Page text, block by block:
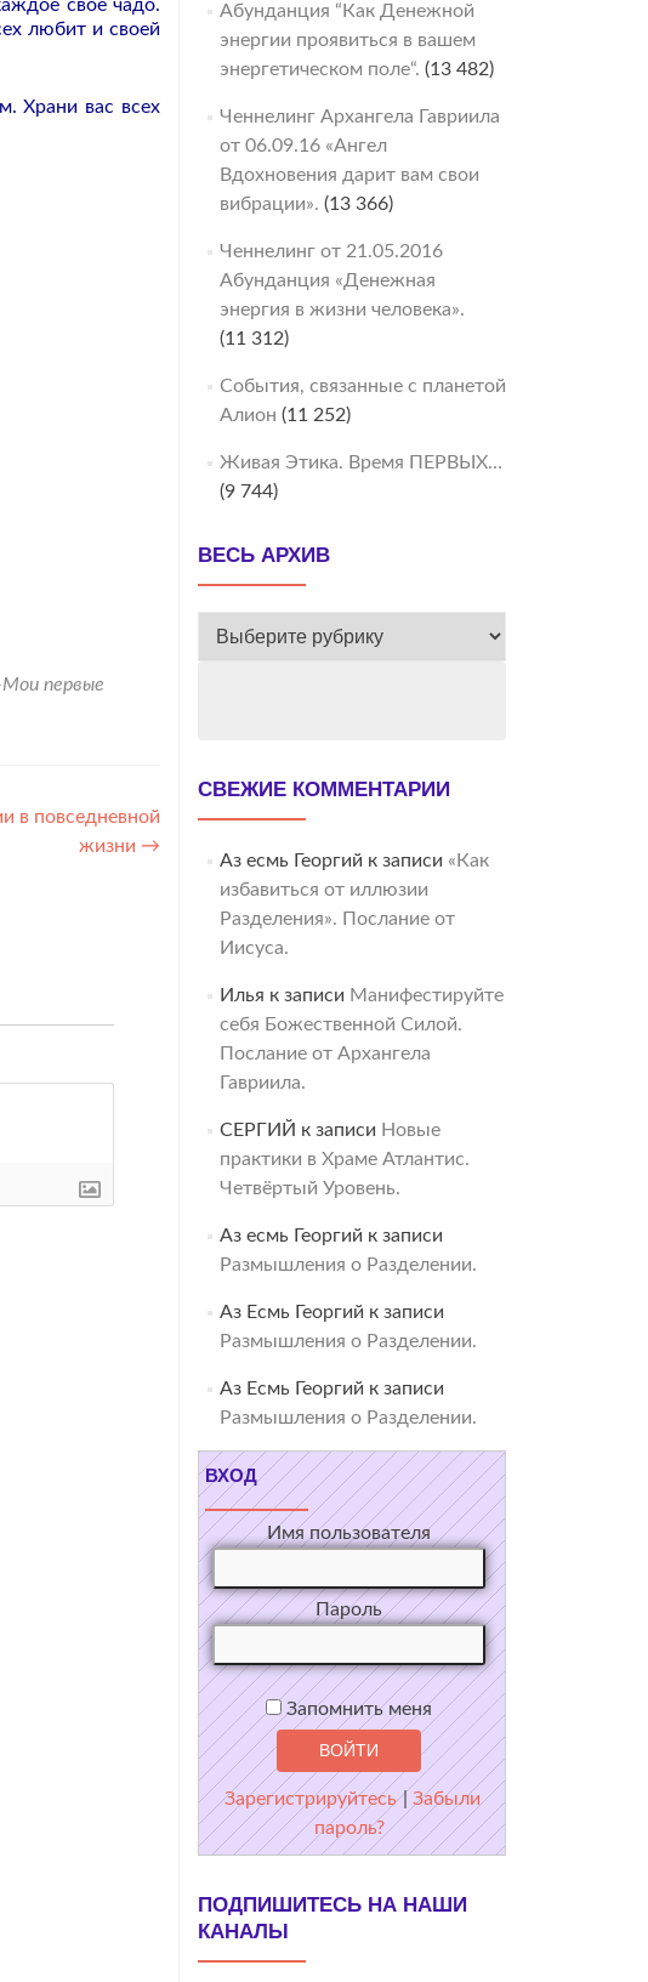
свое чадо.
любит и своей
Храни вас всех
первые
в повседневной
жизни →
Абунданция “Как Денежной
энергии проявиться в вашем
энергетическом поле“. (13 482)
Ченнелинг Архангела Гавриила
от 06.09.16 «Ангел
Вдохновения дарит вам свои
вибрации». (13 366)
Ченнелинг от 21.05.2016
Абунданция «Денежная
энергия в жизни человека».
(11 312)
События, связанные с планетой
Алион (11 252)
Живая Этика. Время ПЕРВЫХ…
(9 744)
ВЕСЬ АРХИВ
ВЕСЬ
СВЕЖИЕ КОММЕНТАРИИ
Аз есмь Георгий к записи «Как
избавиться от иллюзии
Разделения». Послание от
Иисуса.
Илья к записи Манифестируйте
себя Божественной Силой.
Послание от Архангела
Гавриила.
СЕРГИЙ к записи Новые
практики в Храме Атлантис.
Четвёртый Уровень.
Аз есмь Георгий к записи
Размышления о Разделении.
Аз Есмь Георгий к записи
Размышления о Разделении.
Аз Есмь Георгий к записи
Размышления о Разделении.
ВХОД
Имя пользователя
Пароль
Запомнить меня
Зарегистрируйтесь | Забыли
пароль?
ПОДПИШИТЕСЬ НА НАШИ
КАНАЛЫ